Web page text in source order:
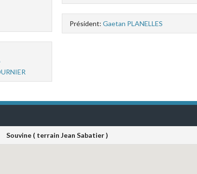
Président: Gaetan PLANELLES
Souvine ( terrain Jean Sabatier )